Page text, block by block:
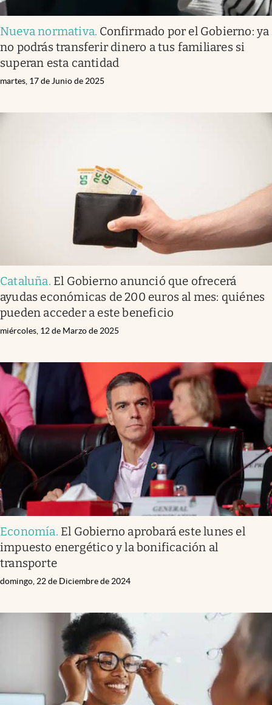
Nueva normativa. Confirmado por el Gobierno: ya
no podrás transferir dinero a tus familiares si
superan esta cantidad
martes, 17 de Junio de 2025
Cataluña. El Gobierno anunció que ofrecerá
ayudas económicas de 200 euros al mes: quiénes
pueden acceder a este beneficio
miércoles, 12 de Marzo de 2025
Economía. El Gobierno aprobará este lunes el
impuesto energético y la bonificación al
transporte
domingo, 22 de Diciembre de 2024